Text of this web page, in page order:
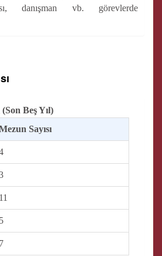
danışman vb. görevlerde
Beş Yıl)
Sayısı
11
5
7